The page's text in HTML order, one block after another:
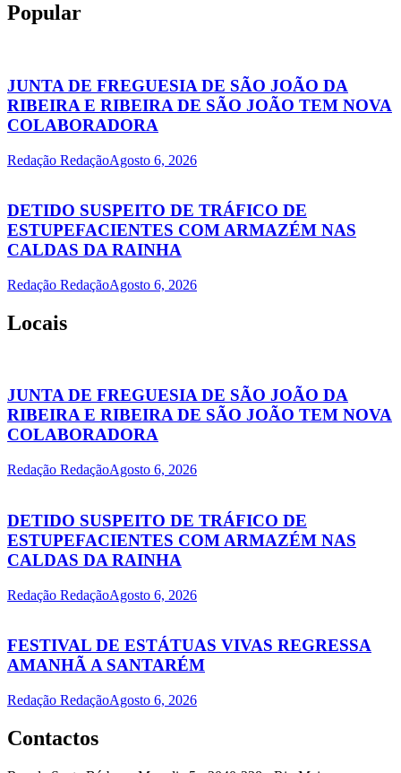
Popular
JUNTA DE FREGUESIA DE SÃO JOÃO DA
RIBEIRA E RIBEIRA DE SÃO JOÃO TEM NOVA
COLABORADORA
Redação RedaçãoAgosto 6, 2026
DETIDO SUSPEITO DE TRÁFICO DE
ESTUPEFACIENTES COM ARMAZÉM NAS
CALDAS DA RAINHA
Redação RedaçãoAgosto 6, 2026
Locais
JUNTA DE FREGUESIA DE SÃO JOÃO DA
RIBEIRA E RIBEIRA DE SÃO JOÃO TEM NOVA
COLABORADORA
Redação RedaçãoAgosto 6, 2026
DETIDO SUSPEITO DE TRÁFICO DE
ESTUPEFACIENTES COM ARMAZÉM NAS
CALDAS DA RAINHA
Redação RedaçãoAgosto 6, 2026
FESTIVAL DE ESTÁTUAS VIVAS REGRESSA
AMANHÃ A SANTARÉM
Redação RedaçãoAgosto 6, 2026
Contactos